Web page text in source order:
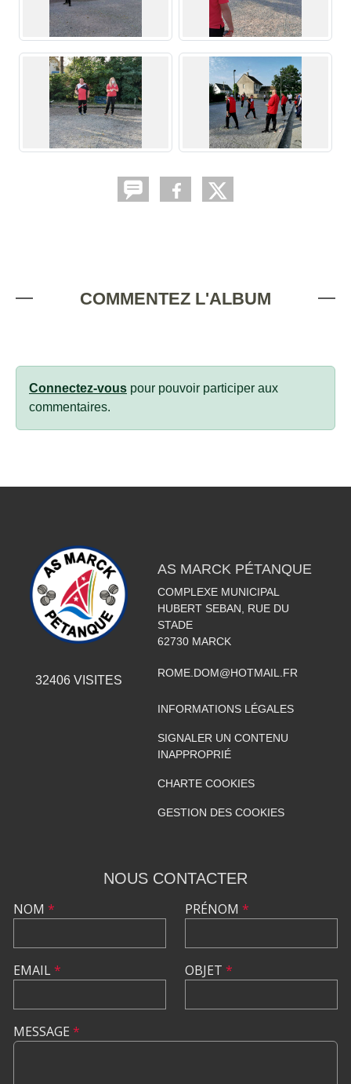
COMMENTEZ L'ALBUM
Connectez-vous pour pouvoir participer aux
commentaires.
32406VISITES
AS MARCK PÉTANQUE
COMPLEXE MUNICIPAL
HUBERT SEBAN, RUE DU
STADE
62730 MARCK
ROME.DOM@HOTMAIL.FR
INFORMATIONS LÉGALES
SIGNALER UN CONTENU
INAPPROPRIÉ
CHARTE COOKIES
GESTION DES COOKIES
NOUS CONTACTER
NOM *
EMAIL*
PRÉNOM *
OBJET *
MESSAGE *